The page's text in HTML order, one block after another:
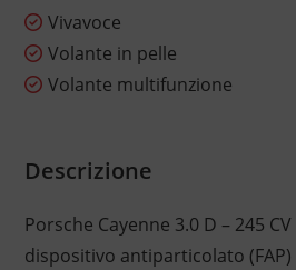
Vivavoce
Volante in pelle
Volante multifunzione
Descrizione
Porsche Cayenne 3.0 D – 245
dispositivo antiparticolato (FAP)